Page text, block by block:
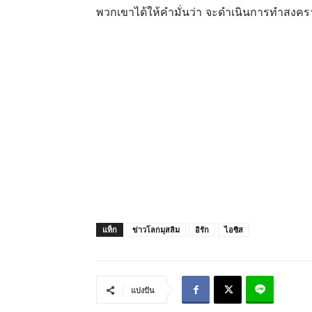
พวกเขาได้ให้คำมั่นว่า จะดำเนินการทำสงค
แท็ก ข่าวโลกมุสลิม อิรัก ไอซิส
แบ่งปัน